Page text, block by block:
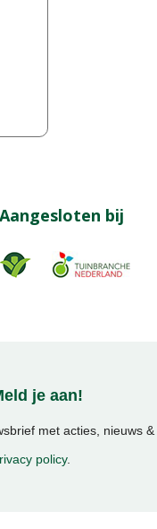
Aangesloten bij
je aan!
met acties, nieuws &
policy.